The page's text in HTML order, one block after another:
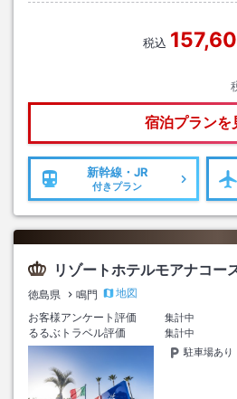
税込
宿泊プランを
新幹線・JR
付きプラン
リゾートホテルモアナコー
徳島県 鳴門
地図
お客様アンケート評価
集計中
るるぶトラベル評価
集計中
駐車場あり